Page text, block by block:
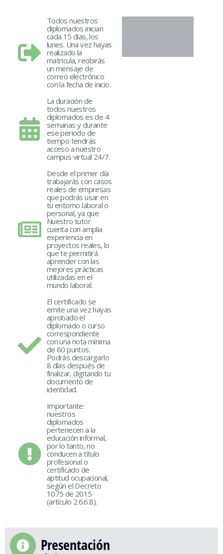
Todos nuestros
diplomados inician
cada 15 días, los
lunes. Una vez hayas
realizado la
matricula, recibirás
un mensaje de
correo electrónico
con la fecha de inicio.
La duración de
todos nuestros
diplomados es de 4
semanas y durante
ese periodo de
tiempo tendrás
acceso a nuestro
campus virtual 24/7.
Desde el primer día
trabajarás con casos
reales de empresas
que podrás usar en
tu entorno laboral o
personal, ya que
Nuestro tutor
cuenta con amplia
experiencia en
proyectos reales, lo
que te permitirá
aprender con las
mejores prácticas
utilizadas en el
mundo laboral.
El certificado se
emite una vez hayas
aprobado el
diplomado o curso
correspondiente
con una nota mínima
de 60 puntos.
Podrás descargarlo
8 días después de
finalizar, digitando tu
documento de
identidad.
Importante:
nuestros
diplomados
pertenecen a la
educación informal,
por lo tanto, no
conducen a título
profesional o
certificado de
aptitud ocupacional,
según el Decreto
1075 de 2015
(artículo 2.6.6.8).
Presentación